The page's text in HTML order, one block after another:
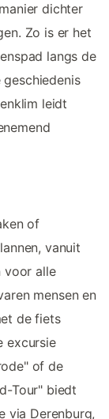
dichter
Zo is er het
langs de
geschiedenis
leidt
of
vanuit
voor alle
mensen en
de fiets
excursie
of de
Tour" biedt
via Derenburg,